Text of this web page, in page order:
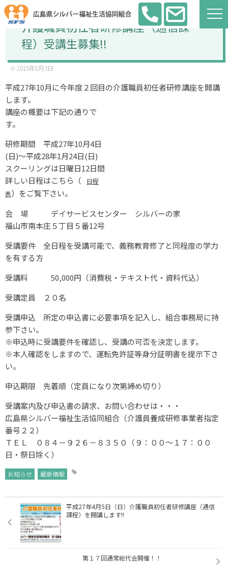
介護職員初任者研修講座（通信課
程）受講生募集!!
2015年8月3日
平成27年10月に今年度２回目の介護職員初任者研修講座を開講
します。
講座の概要は下記の通りで
す。
研修期間 平成27年10月4日
(日)～平成28年1月24日(日)
スクーリングは日曜日12日間
詳しい日程はこちら（
日程
表）をご覧下さい。
会 場 デイサービスセンター シルバーの家
福山市南本庄５丁目５番12号
受講要件 全日程を受講可能で、義務教育修了と同程度の学力
を有する方
受講料 50,000円（消費税・テキスト代・資料代込）
受講定員 ２０名
受講申込 所定の申込書に必要事項を記入し、組合事務局に持
参下さい。
※申込時に受講要件を確認し、受講の可否を決定します。
※本人確認をしますので、運転免許証等身分証明書を提示下さ
い。
申込期限 先着順（定員になり次第締め切り）
受講案内及び申込書の請求、お問い合わせは・・・
広島県シルバー福祉生活協同組合（介護員養成研修事業者指定
番号２２）
ＴＥＬ ０８４－９２６－８３５０（９：００～１７：００
日・祭日除く）
お知らせ 最新情報
平成27年4月5日（日）介護職員初任者研修講座（通信
課程）を開講します!!
第１７回通常総代会開催！！